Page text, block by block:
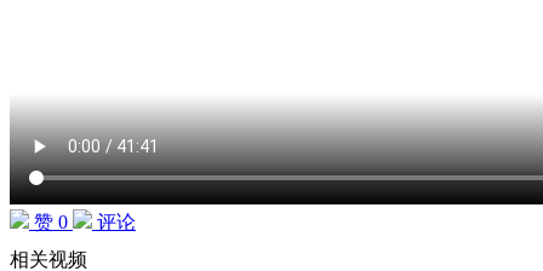
赞 0
评论
相关视频